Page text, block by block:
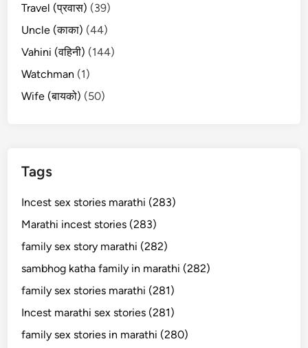
Travel (प्रवास) (39)
Uncle (काका) (44)
Vahini (वहिनी) (144)
Watchman (1)
Wife (बायको) (50)
Tags
Incest sex stories marathi (283)
Marathi incest stories (283)
family sex story marathi (282)
sambhog katha family in marathi (282)
family sex stories marathi (281)
Incest marathi sex stories (281)
family sex stories in marathi (280)